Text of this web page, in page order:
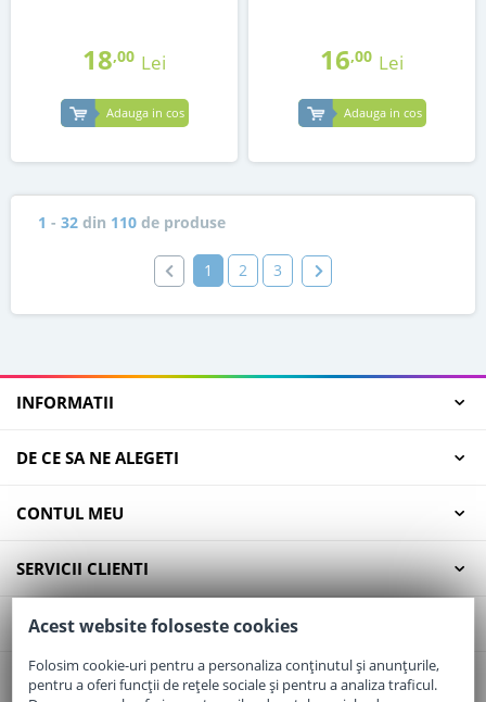
18,00 Lei
Adauga in cos
16,00 Lei
Adauga in cos
1 - 32 din 110 de produse
1 2 3
INFORMATII
DE CE SA NE ALEGETI
CONTUL MEU
SERVICII CLIENTI
CONTACT
Email:office@elaptepraf.ro
Acest website foloseste cookies
Folosim cookie-uri pentru a personaliza conținutul și anunțurile,
pentru a oferi funcții de rețele sociale și pentru a analiza traficul.